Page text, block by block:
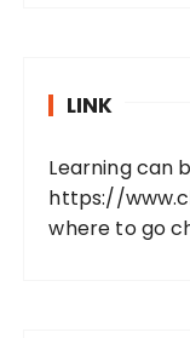
LINK
Learning can
https://
where to go